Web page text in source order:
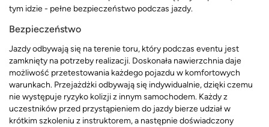
tym idzie - pełne bezpieczeństwo podczas jazdy.
Bezpieczeństwo
Jazdy odbywają się na terenie toru, który podczas eventu jest
zamknięty na potrzeby realizacji. Doskonała nawierzchnia daje
możliwość przetestowania każdego pojazdu w komfortowych
warunkach. Przejażdżki odbywają się indywidualnie, dzięki czemu
nie występuje ryzyko kolizji z innym samochodem. Każdy z
uczestników przed przystąpieniem do jazdy bierze udział w
krótkim szkoleniu z instruktorem, a następnie doświadczony